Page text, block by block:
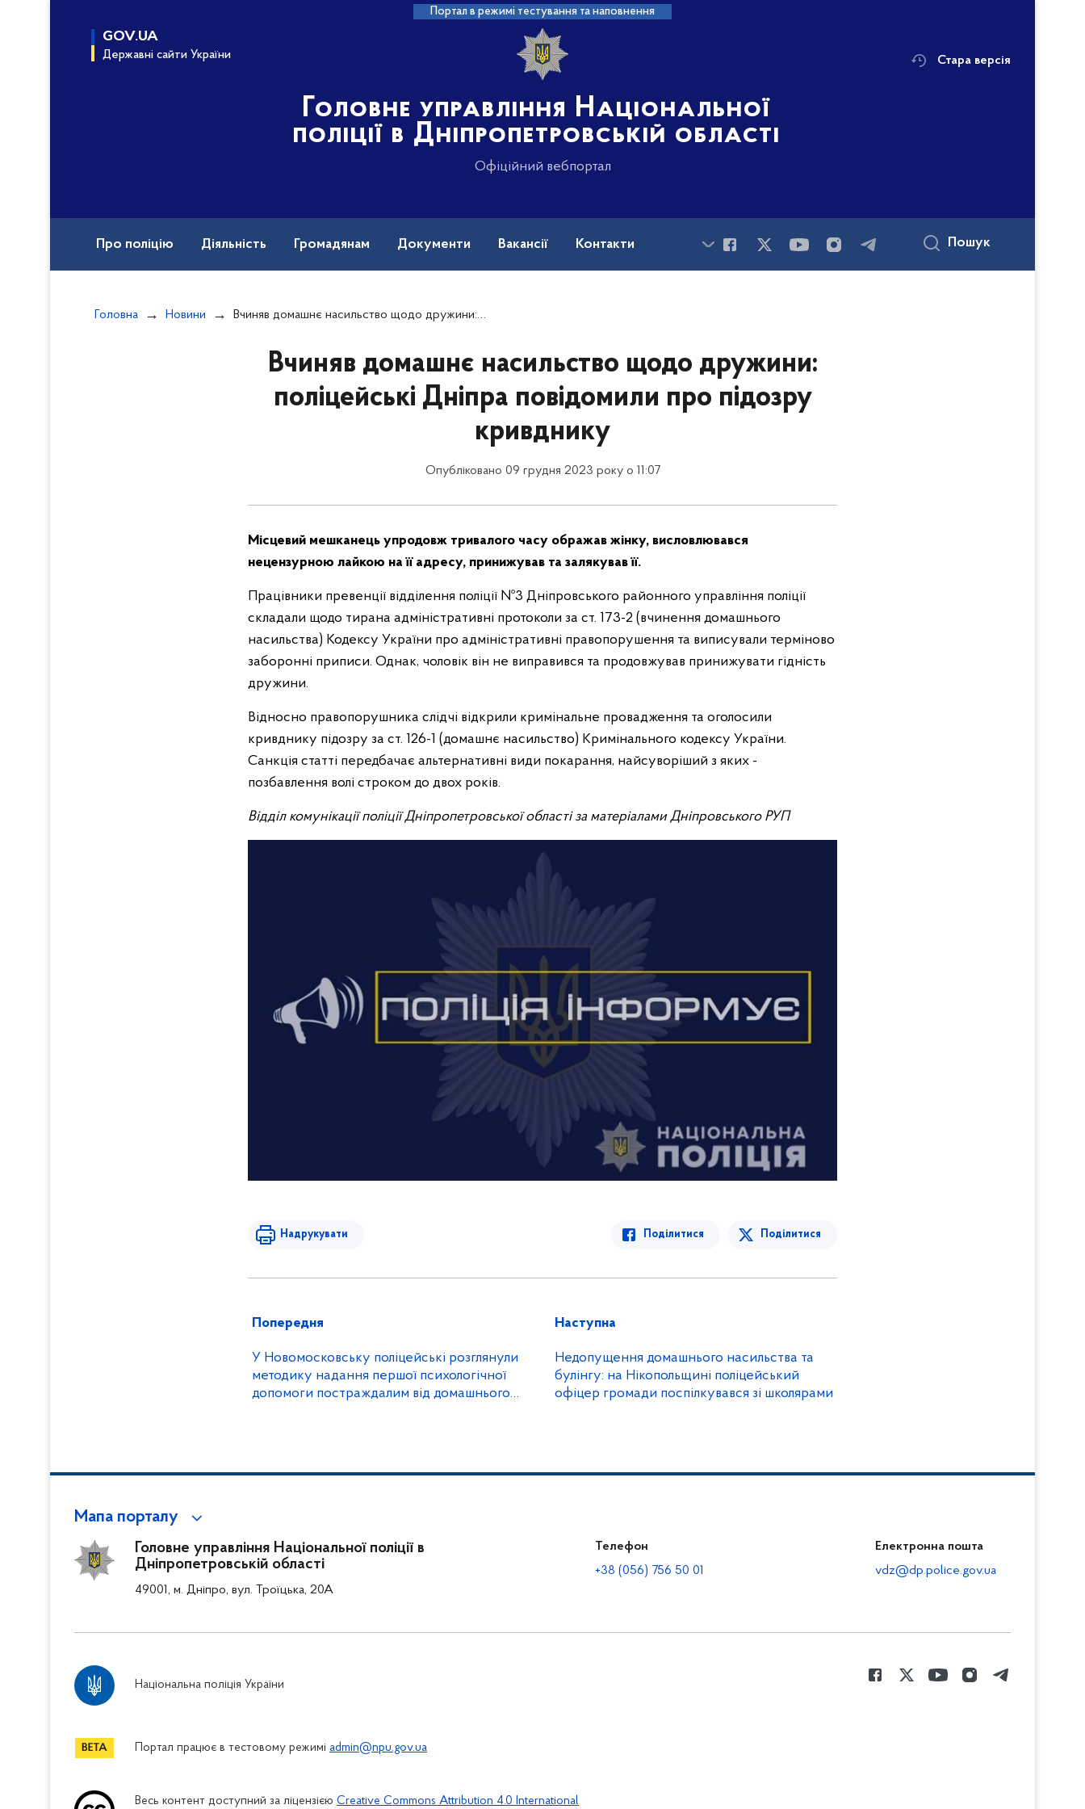
Портал в режимі тестування та наповнення
GOV.UA
Державні сайти України
Головне управління Національної
поліції в Дніпропетровській області
Офіційний вебпортал
Стара версія
Про поліцію Діяльність Громадянам Документи Вакансії Контакти Пошук
Головна Новини Вчиняв домашнє насильство щодо дружини: поліцейські Дніпра повідомили про підозру кривднику
Вчиняв домашнє насильство щодо дружини:
поліцейські Дніпра повідомили про підозру
кривднику
Опубліковано 09 грудня 2023 року о 11:07
Місцевий мешканець упродовж тривалого часу ображав жінку, висловлювався
нецензурною лайкою на її адресу, принижував та залякував її.
Працівники превенції відділення поліції №3 Дніпровського районного управління поліції
складали щодо тирана адміністративні протоколи за ст. 173-2 (вчинення домашнього
насильства) Кодексу України про адміністративні правопорушення та виписували терміново
заборонні приписи. Однак, чоловік він не виправився та продовжував принижувати гідність
дружини.
Відносно правопорушника слідчі відкрили кримінальне провадження та оголосили
кривднику підозру за ст. 126-1 (домашнє насильство) Кримінального кодексу України.
Санкція статті передбачає альтернативні види покарання, найсуворіший з яких -
позбавлення волі строком до двох років.
Відділ комунікації поліції Дніпропетровської області за матеріалами Дніпровського РУП
Надрукувати Поділитися Поділитися
Попередня
У Новомосковську поліцейські розглянули
методику надання першої психологічної
допомоги постраждалим від домашнього
Наступна
Недопущення домашнього насильства та
булінгу: на Нікопольщині поліцейський
офіцер громади поспілкувався зі школярами
Мапа порталу
Головне управління Національної поліції в
Дніпропетровській області
49001, м. Дніпро, вул. Троїцька, 20А
Телефон
+38 (056) 756 50 01
Електронна пошта
vdz@dp.police.gov.ua
Національна поліція України
Портал працює в тестовому режимі admin@npu.gov.ua
Весь контент доступний за ліцензією Creative Commons Attribution 4.0 International